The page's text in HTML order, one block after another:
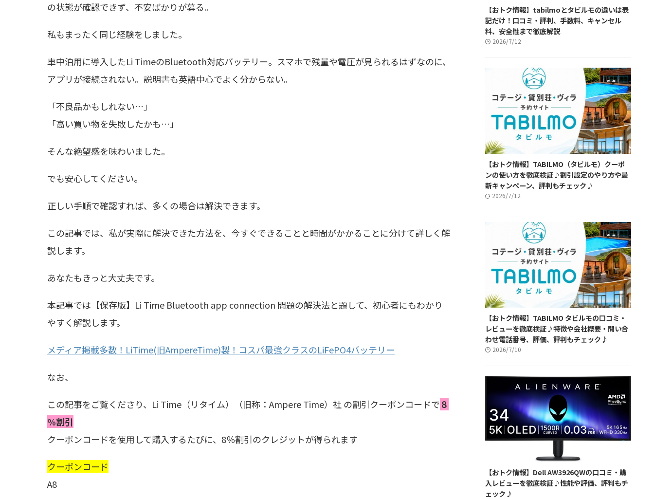
の状態が確認できず、不安ばかりが募る。
私もまったく同じ経験をしました。
車中泊用に導入したLi TimeのBluetooth対応バッテリー。スマホで残量や電圧が見られるはずなのに、
アプリが接続されない。説明書も英語中心でよく分からない。
「不良品かもしれない…」
「高い買い物を失敗したかも…」
そんな絶望感を味わいました。
でも安心してください。
正しい手順で確認すれば、多くの場合は解決できます。
この記事では、私が実際に解決できた方法を、今すぐできることと時間がかかることに分けて詳しく解
説します。
あなたもきっと大丈夫です。
本記事では【保存版】Li Time Bluetooth app connection 問題の解決法と題して、初心者にもわかり
やすく解説します。
メディア掲載多数！LiTime(旧AmpereTime)製！コスパ最強クラスのLiFePO4バッテリー
なお、
この記事をご覧くださり、Li Time（リタイム）（旧称：Ampere Time）社 の割引クーポンコードで８
%割引
クーポンコードを使用して購入するたびに、8％割引のクレジットが得られます
クーポンコード
A8
【おトク情報】tabilmoとタビルモの違いは表
記だけ！口コミ・評判、手数料、キャンセル
料、安全性まで徹底解説
2026/7/12
【おトク情報】TABILMO（タビルモ）クーポ
ンの使い方を徹底検証♪割引設定のやり方や最
新キャンペーン、評判もチェック♪
2026/7/12
【おトク情報】TABILMO タビルモの口コミ・
レビューを徹底検証♪特徴や会社概要・問い合
わせ電話番号、評価、評判もチェック♪
2026/7/10
【おトク情報】Dell AW3926QWの口コミ・購
入レビューを徹底検証♪性能や評価、評判もチ
ェック♪